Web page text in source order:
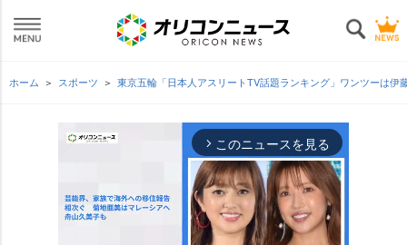
ホーム スポーツ 東京五輪「日本人アスリートTV話題ランキング」ワンツーは
arrow_forward_ios このニュースを見る